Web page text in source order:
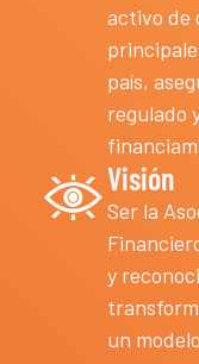
activo de
país,
regulado
Visión
Ser la
y
un